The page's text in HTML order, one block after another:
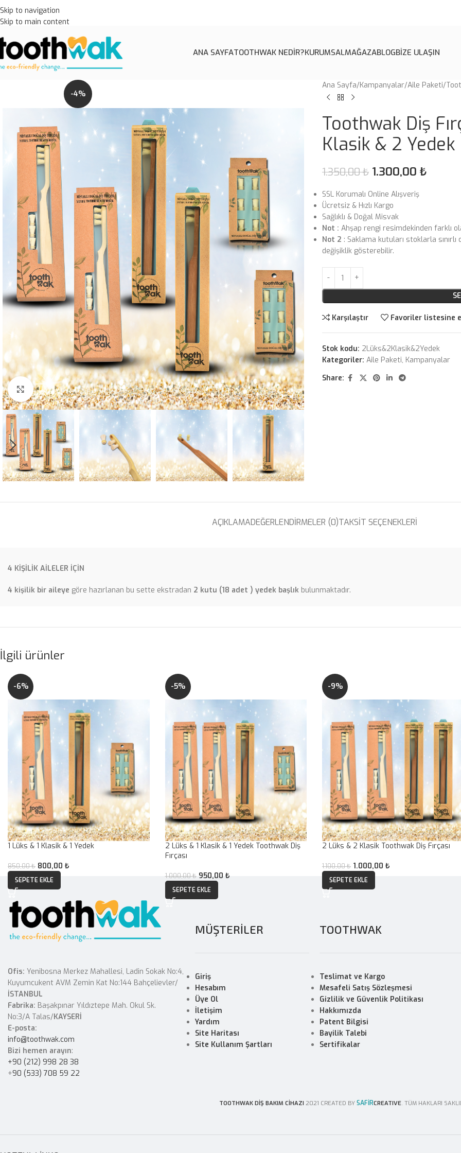
Skip to navigation
Skip to main content
ANA SAYFATOOTHWAK NEDİR?KURUMSALMAĞAZABLOGBİZE ULAŞIN
-4%
Click to enlarge
Ana Sayfa Kampanyalar Aile Paketi
Toothwak Diş
Klasik & 2 Yedek
1.350,00₺ 1.300,00 ₺
SSL Korumalı Online Alışveriş
Ücretsiz & Hızlı Kargo
Sağlıklı & Doğal Misvak
Not : Ahşap rengi resimdekinden farklı
Not 2 : Saklama kutuları stoklarla
değişiklik gösterebilir.
Karşılaştır Favoriler listesine
Stok kodu: 2Lüks&2Klasik&2Yedek
Kategoriler: Aile Paketi, Kampanyalar
Share:
AÇIKLAMADEĞERLENDIRMELER (0)TAKSIT SEÇENEKLERI
4 KİŞİLİK AİLELER İÇİN
4 kişilik bir aileye göre hazırlanan bu sette ekstradan 2 kutu (18 adet ) yedek başlık bulunmaktadır.
İlgili ürünler
-6%
1 Lüks & 1 Klasik & 1 Yedek
850,00₺ 800,00 ₺
SEPETE EKLE
-5%
2 Lüks & 1 Klasik & 1 Yedek Toothwak Diş
Fırçası
1.000,00₺ 950,00 ₺
SEPETE EKLE
-9%
2 Lüks & 2 Klasik Toothwak Diş Fırçası
1.100,00₺ 1.000,00 ₺
SEPETE EKLE
Ofis: Yenibosna Merkez Mahallesi, Ladin Sokak No:4,
Kuyumcukent AVM Zemin Kat No:144 Bahçelievler/
İSTANBUL
Fabrika: Başakpınar Yıldıztepe Mah. Okul Sk.
No:3/A Talas/KAYSERİ
E-posta:
info@toothwak.com
Bizi hemen arayın:
+90 (212) 998 28 38
+90 (533) 708 59 22
MÜŞTERİLER
Giriş
Hesabım
Üye Ol
İletişim
Yardım
Site Haritası
Site Kullanım Şartları
TOOTHWAK
Teslimat ve Kargo
Mesafeli Satış Sözleşmesi
Gizlilik ve Güvenlik Politikası
Hakkımızda
Patent Bilgisi
Bayilik Talebi
Sertifikalar
TOOTHWAK DİŞ BAKIM CİHAZI 2021 CREATED BYSAFİRCREATIVE. TÜM HAKLARI